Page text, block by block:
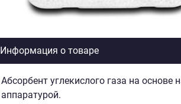
Информация о товаре
Абсорбент углекислого газа на
аппаратурой.